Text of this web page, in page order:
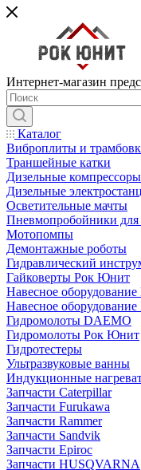
Интернет-магазин
Каталог
Виброплиты и
Траншейные катки
Дизельные компрессоры
Дизельные
Осветительные мачты
Пневмопробойники для
Мотопомпы
Демонтажные роботы
Гидравлический
Гайковерты Рок Юнит
Навесное оборудование
Навесное
Гидромолоты DAEMO
Гидромолоты Рок Юнит
Гидротестеры
Ультразвуковые ванны
Индукционные
Запчасти Caterpillar
Запчасти Furukawa
Запчасти Rammer
Запчасти Sandvik
Запчасти Epiroc
Запчасти HUSQVARNA